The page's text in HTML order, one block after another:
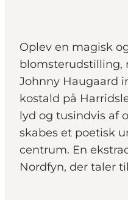
Oplev en magisk
blomsterudstilling,
Johnny Haugaard
kostald på
lyd og tusindvis af
skabes et poetisk
centrum. En
Nordfyn, der taler